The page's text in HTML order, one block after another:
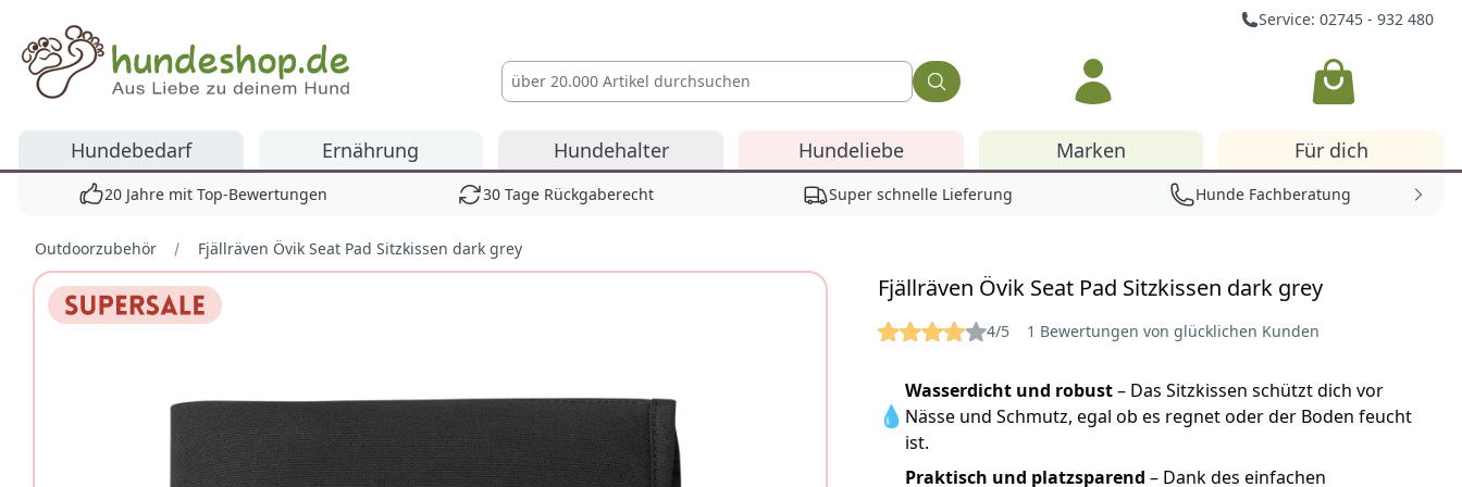
Service: 02745 - 932 480
Hundeshop.de
Warenkorb
Hundebedarf Ernährung Hundehalter Hundeliebe Marken Für dich
20 Jahre mit Top-Bewertungen 30 Tage Rückgaberecht Super schnelle Lieferung Hunde Fachberatung
Outdoorzubehör Fjällräven Övik Seat Pad Sitzkissen dark grey
Fjällräven Övik Seat Pad Sitzkissen dark grey
Reviews 4/5 1 Bewertungen von glücklichen Kunden
Bilder
💧
Wasserdicht und robust– Das Sitzkissen schützt dich vor
Nässe und Schmutz, egal ob es regnet oder der Boden feucht
ist.
Praktisch und platzsparend – Dank des einfachen